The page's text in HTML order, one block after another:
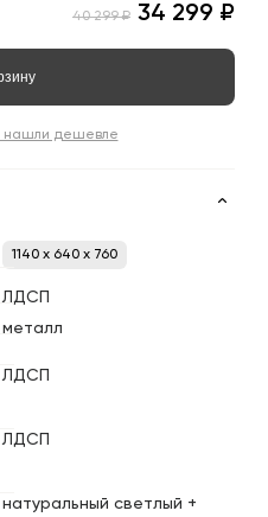
40 299 ₽ 34 299 ₽
нашли дешевле
1140 x 640 x 760
ЛДСП
металл
ЛДСП
ЛДСП
натуральный светлый +